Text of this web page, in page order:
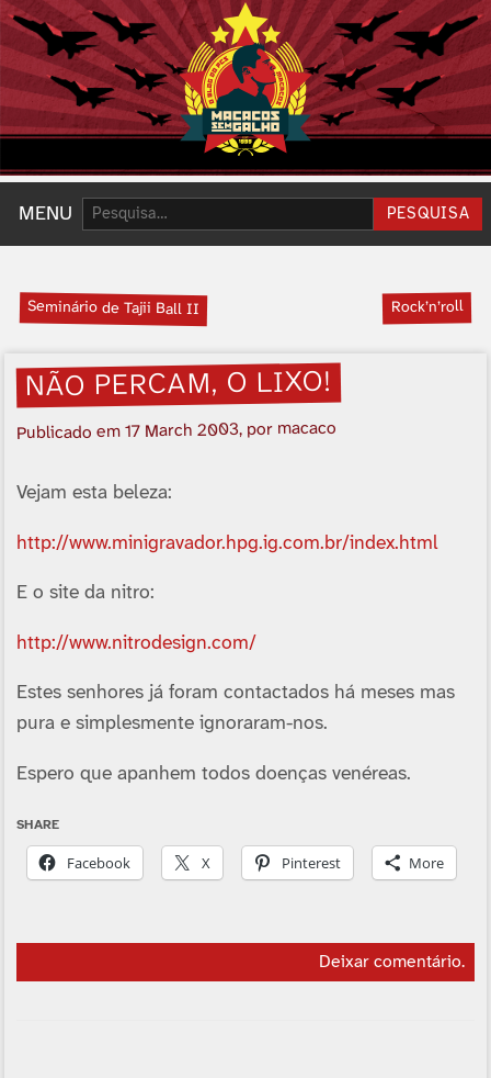
MENU Pesquisar: PESQUISA
Seminário de Tajii Ball II Rock’n’roll
NÃO PERCAM, O LIXO!
Publicado em17 March 2003, por macaco
Vejam esta beleza:
http://www.minigravador.hpg.ig.com.br/index.html
E o site da nitro:
http://www.nitrodesign.com/
Estes senhores já foram contactados há meses mas
pura e simplesmente ignoraram-nos.
Espero que apanhem todos doenças venéreas.
SHARE
Facebook X Pinterest More
Deixar comentário.